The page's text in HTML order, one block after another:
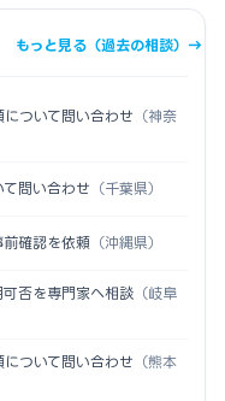
もっと見る（過去の相談）→
ついて問い合わせ （神奈
問い合わせ （千葉県）
確認を依頼 （沖縄県）
否を専門家へ相談 （岐阜
ついて問い合わせ （熊本